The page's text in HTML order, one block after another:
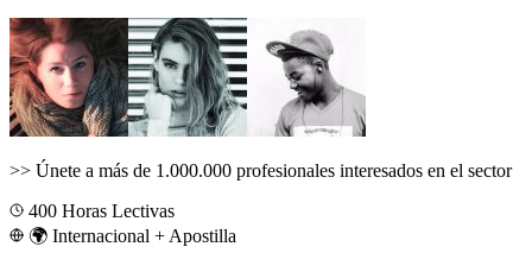
>> Únete a más de 1.000.000 profesionales interesados en el sector
400 Horas Lectivas
🌍 Internacional + Apostilla